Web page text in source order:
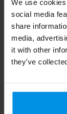
We use
social media
share
media,
it with other
they’ve